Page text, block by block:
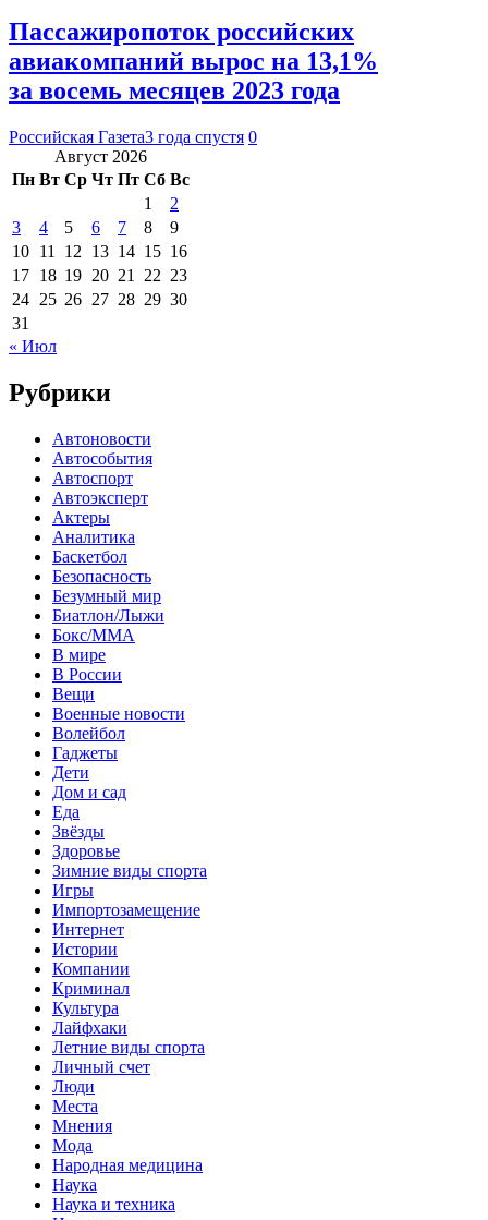
Пассажиропоток российских
авиакомпаний вырос на 13,1%
за восемь месяцев 2023 года
Российская Газета3 года спустя 0
Август 2026
Пн Вт Ср Чт Пт Сб Вс
1
2
3
4 5 6 7 8
9
10 11 12 13 14 15 16
17 18 19 20 21 22 23
24 25 26 27 28 29 30
31
« Июл
Рубрики
Автоновости
Автособытия
Автоспорт
Автоэксперт
Актеры
Аналитика
Баскетбол
Безопасность
Безумный мир
Биатлон/Лыжи
Бокс/MMA
В мире
В России
Вещи
Военные новости
Волейбол
Гаджеты
Дети
Дом и сад
Еда
Звёзды
Здоровье
Зимние виды спорта
Игры
Импортозамещение
Интернет
Истории
Компании
Криминал
Культура
Лайфхаки
Летние виды спорта
Личный счет
Люди
Места
Мнения
Мода
Народная медицина
Наука
Наука и техника